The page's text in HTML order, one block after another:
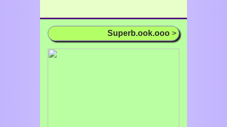
Superb.ook.ooo >